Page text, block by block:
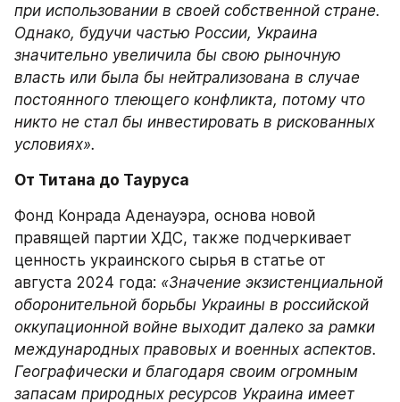
при использовании в своей собственной стране.
Однако, будучи частью России, Украина
значительно увеличила бы свою рыночную
власть или была бы нейтрализована в случае
постоянного тлеющего конфликта, потому что
никто не стал бы инвестировать в рискованных
условиях».
От Титана до Тауруса
Фонд Конрада Аденауэра, основа новой
правящей партии ХДС, также подчеркивает
ценность украинского сырья в статье от
августа 2024 года: «Значение экзистенциальной
оборонительной борьбы Украины в российской
оккупационной войне выходит далеко за рамки
международных правовых и военных аспектов.
Географически и благодаря своим огромным
запасам природных ресурсов Украина имеет